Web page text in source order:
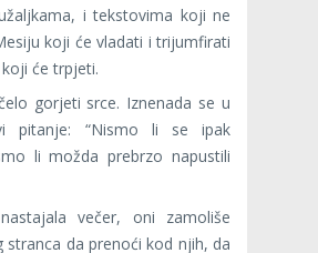
i tekstovima koji ne
koji će vladati i trijumfirati
će trpjeti.
gorjeti srce. Iznenada se u
pitanje: “Nismo li se ipak
li možda prebrzo napustili
večer, oni zamoliše
stranca da prenoći kod njih, da